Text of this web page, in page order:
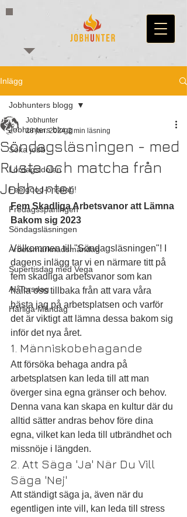
Inlägg
Jobhunters blogg
Söka jobb
Lördagsidolen
Feelgood-onsdag!
Fredagsspaningen
Söndagsläsningen
Arbetsmarknadsmåndag
Supertisdag med Vega
AI-Torsdag
Härliga Måndag
Jobhunters blogg
Söndagsläsningen - med
Rusta och matcha från
Jobhunter
Jobhunter
28 jan. 2024 2 min läsning
Fem Skadliga Arbetsvanor att Lämna
Bakom sig 2023
Välkommen till "Söndagsläsningen"! I
dagens inlägg tar vi en närmare titt på
fem skadliga arbetsvanor som kan
hålla oss tillbaka från att vara våra
bästa jag på arbetsplatsen och varför
det är viktigt att lämna dessa bakom sig
inför det nya året.
1. Människobehagande
Att försöka behaga andra på
arbetsplatsen kan leda till att man
överger sina egna gränser och behov.
Denna vana kan skapa en kultur där du
alltid sätter andras behov före dina
egna, vilket kan leda till utbrändhet och
missnöje i längden.
2. Att Säga 'Ja' När Du Vill
Säga 'Nej'
Att ständigt säga ja, även när du
egentligen inte vill, kan leda till stress